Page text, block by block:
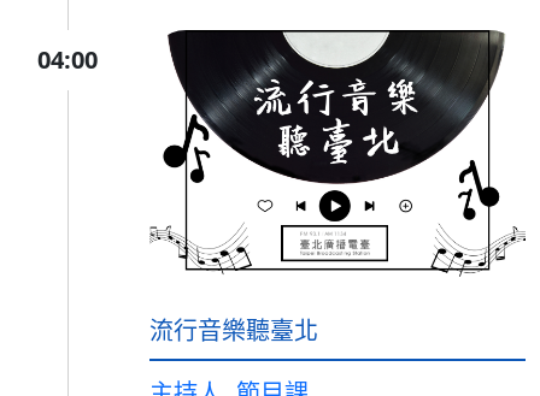
04:00
流行音樂聽臺北